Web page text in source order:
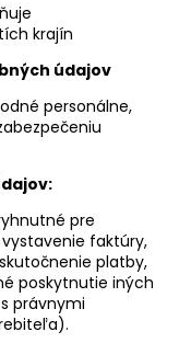
krajín
údajov
personálne,
pre
faktúry,
platby,
poskytnutie iných
právnymi